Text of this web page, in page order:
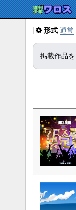
形式 通常
掲載作品を